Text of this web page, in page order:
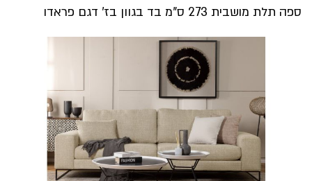
ספה תלת מושבית 273 ס"מ בד בגוון בז' דגם פראדו